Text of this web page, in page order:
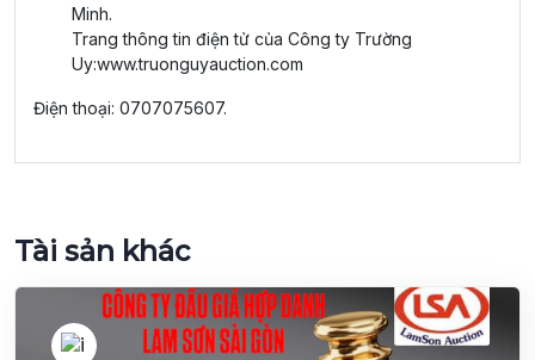
Minh.
Trang thông tin điện tử của Công ty Trường
Uy:www.truonguyauction.com
Điện thoại: 0707075607.
Tài sản khác